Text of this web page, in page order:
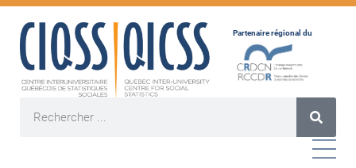
Partenaire régional du